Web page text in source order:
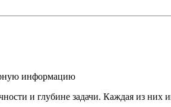
информацию
и глубине задачи. Каждая из них